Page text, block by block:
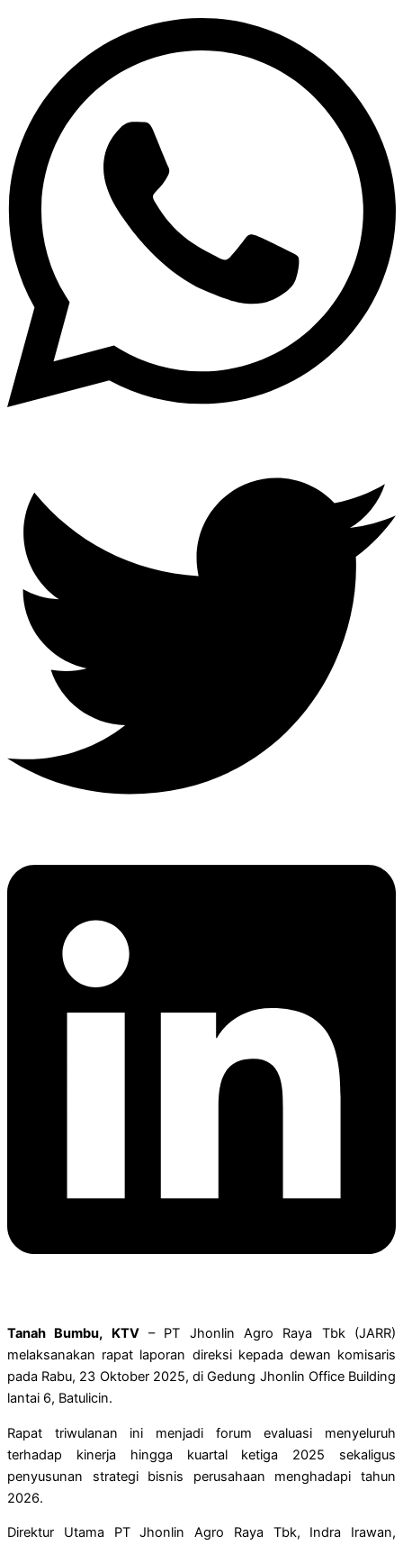
Tanah Bumbu, KTV– PT Jhonlin Agro Raya Tbk (JARR)
melaksanakan rapat laporan direksi kepada dewan komisaris
pada Rabu, 23 Oktober 2025, di Gedung Jhonlin Office Building
lantai 6, Batulicin.
Rapat triwulanan ini menjadi forum evaluasi menyeluruh
terhadap kinerja hingga kuartal ketiga 2025 sekaligus
penyusunan strategi bisnis perusahaan menghadapi tahun
2026.
Direktur Utama PT Jhonlin Agro Raya Tbk, Indra Irawan,